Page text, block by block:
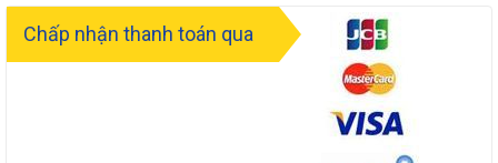
Chấp nhận thanh toán qua